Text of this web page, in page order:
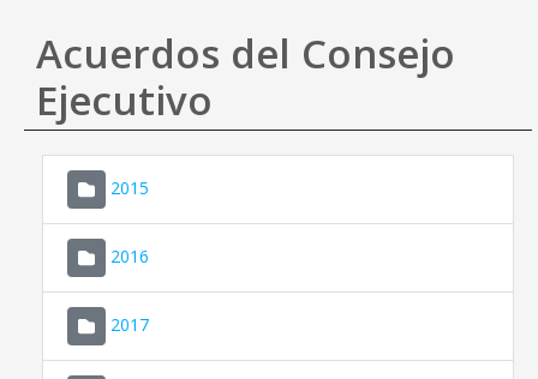
Mapa web
Ayuda
Acuerdos del Consejo
Ejecutivo
2015
2016
2017